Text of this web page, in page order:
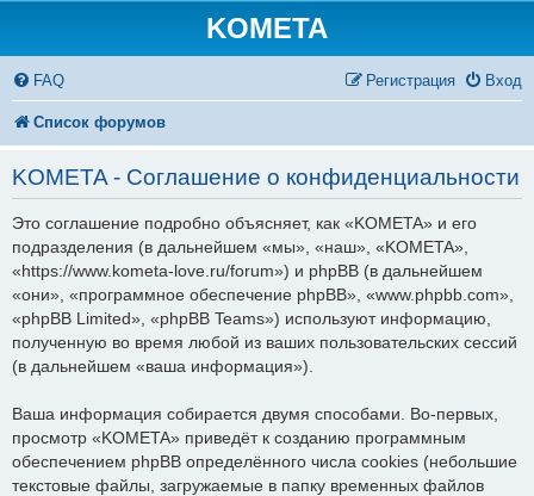
KOMETA
FAQ Вход
Регистрация
Список форумов
KOMETA - Соглашение о конфиденциальности
Это соглашение подробно объясняет, как «KOMETA» и его
подразделения (в дальнейшем «мы», «наш», «KOMETA»,
«https://www.kometa-love.ru/forum») и phpBB (в дальнейшем
«они», «программное обеспечение phpBB», «www.phpbb.com»,
«phpBB Limited», «phpBB Teams») используют информацию,
полученную во время любой из ваших пользовательских сессий
(в дальнейшем «ваша информация»).
Ваша информация собирается двумя способами. Во-первых,
просмотр «KOMETA» приведёт к созданию программным
обеспечением phpBB определённого числа cookies (небольшие
текстовые файлы, загружаемые в папку временных файлов